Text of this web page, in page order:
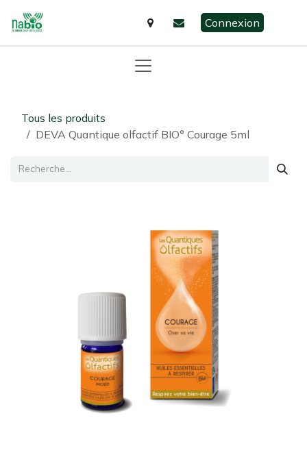
Connexion
Tous les produits
DEVA Quantique olfactif BIO° Courage 5ml